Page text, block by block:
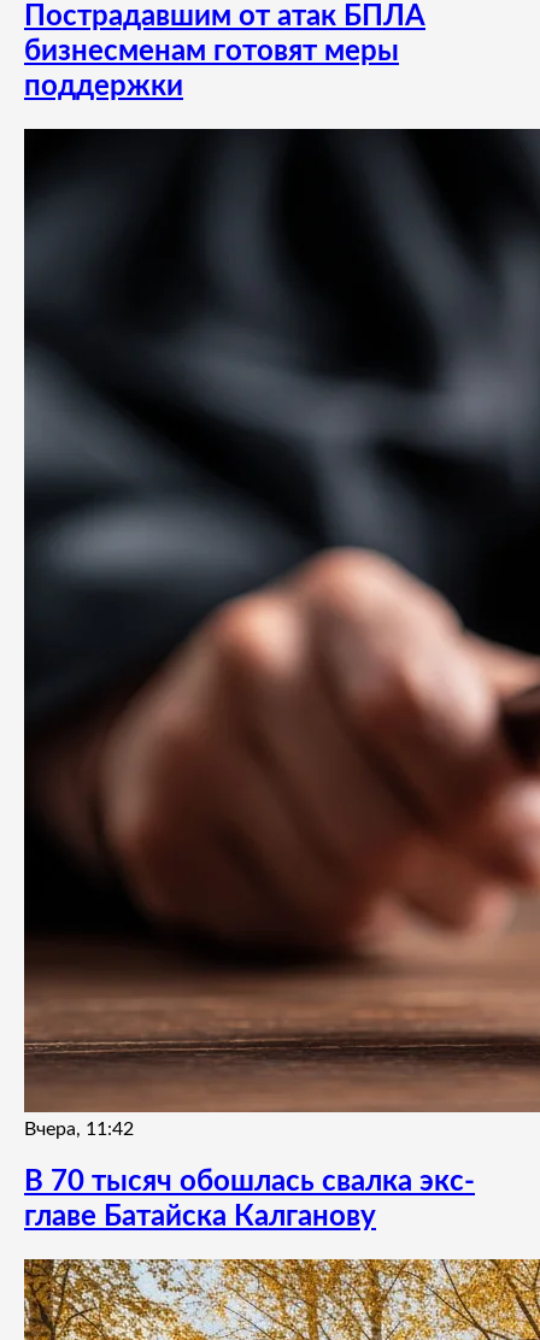
Пострадавшим от атак БПЛА
бизнесменам готовят меры
поддержки
Вчера, 11:42
В 70 тысяч обошлась свалка экс-
главе Батайска Калганову